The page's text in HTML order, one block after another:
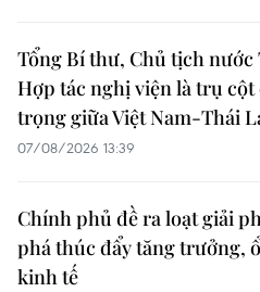
Tổng Bí thư, Chủ tịch nước
Hợp tác nghị viện là trụ cột
trọng giữa Việt Nam-Thái
07/08/2026 13:39
Chính phủ đề ra loạt giải
phá thúc đẩy tăng trưởng,
kinh tế